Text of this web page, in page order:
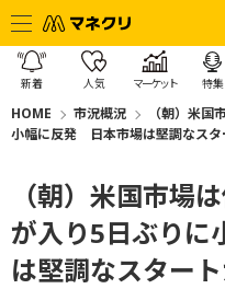
新着 人気 マーケット 特集
HOME 市況概況
（朝）米
小幅に反発 日本市場は堅調なスタ
（朝）米国市場
が入り5日ぶり
は堅調なスター